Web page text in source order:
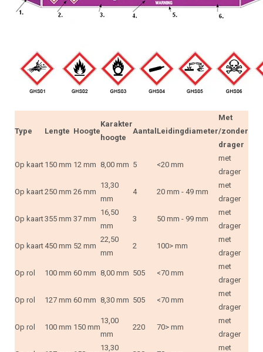
Type Lengte Hoogte
Karakter
hoogte
Aantal Leidingdiameter
Met
/zonder
drager
Op kaart 150 mm 12 mm 8,00 mm 5 <20 mm
met
drager
Op kaart250 mm 26 mm
13,30
mm
4 20 mm - 49 mm
met
drager
Op kaart355 mm 37 mm
16,50
mm
3 50 mm - 99 mm
met
drager
Op kaart450 mm 52 mm
22,50
mm
2 100> mm
met
drager
Op rol 100 mm 60 mm 8,00 mm 505 <70 mm
met
drager
Op rol 127 mm 60 mm 8,30 mm 505 <70 mm
met
drager
Op rol 100 mm 150 mm
13,00
mm
220 70> mm
met
drager
13,30
met